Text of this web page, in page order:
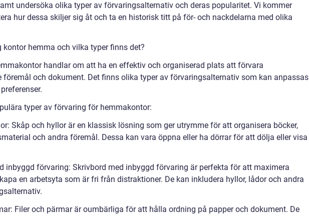
undersöka olika typer av förvaringsalternativ och deras popularitet. Vi kommer
hur dessa skiljer sig åt och ta en historisk titt på för- och nackdelarna med olika
kontor hemma och vilka typer finns det?
handlar om att ha en effektiv och organiserad plats att förvara
föremål och dokument. Det finns olika typer av förvaringsalternativ som kan anpassas
typer av förvaring för hemmakontor:
Skåp och hyllor är en klassisk lösning som ger utrymme för att organisera böcker,
och andra föremål. Dessa kan vara öppna eller ha dörrar för att dölja eller visa
inbyggd förvaring: Skrivbord med inbyggd förvaring är perfekta för att maximera
en arbetsyta som är fri från distraktioner. De kan inkludera hyllor, lådor och andra
Filer och pärmar är oumbärliga för att hålla ordning på papper och dokument. De